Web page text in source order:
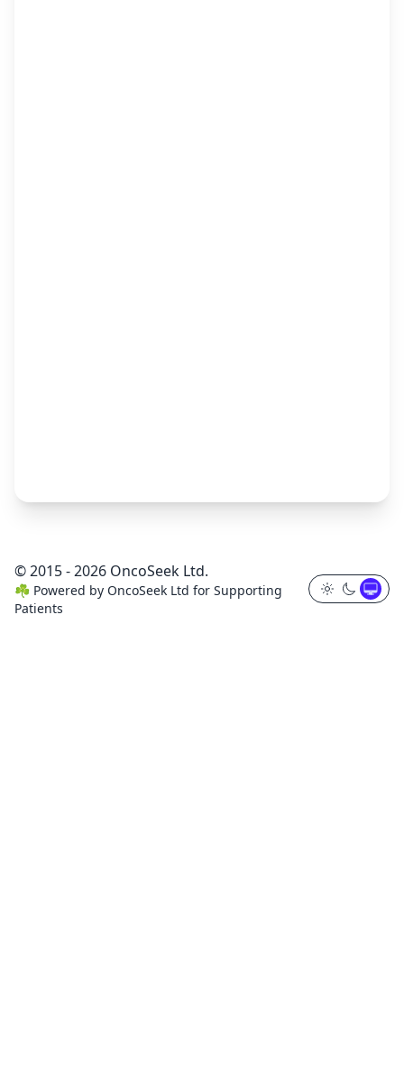
© 2015 - 2026 OncoSeek Ltd.
☘️ Powered by OncoSeek Ltd for Supporting
Patients